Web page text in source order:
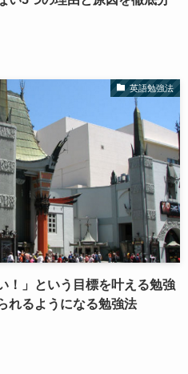
英語勉強法
！」という目標を叶える勉強
れるようになる勉強法